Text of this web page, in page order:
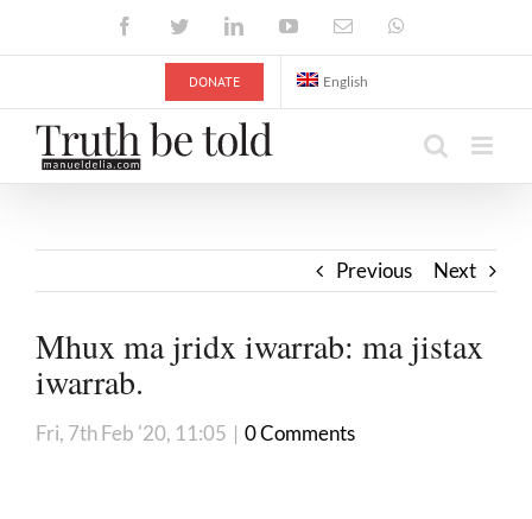
FacebookTwitterLinkedInYouTubeEmail
DONATE English
Previous Next
Mhux ma jridx iwarrab: ma jistax
iwarrab.
Fri, 7th Feb '20, 11:05 | 0 Comments